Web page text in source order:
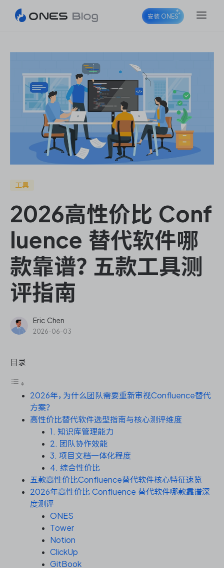
ONES Project
ONES Wiki
ONES Desk
敏捷研发管理
企业知识库管理
研发效能管理
DevOps
资源和工时管理
服务台和工单管理
IPD 研发管理
ASPICE 研发管理
安装 ONES
工具
2026高性价比 Conf
luence 替代软件哪
款靠谱？五款工具测
评指南
Eric Chen
2026-06-03
目录
2026年，为什么团队需要重新审视Confluence替代
方案？
高性价比替代软件选型指南与核心测评维度
1. 知识库管理能力
2. 团队协作效能
3. 项目文档一体化程度
4. 综合性价比
五款高性价比Confluence替代软件核心特征速览
2026年高性价比 Confluence 替代软件哪款靠谱深
度测评
ONES
Tower
Notion
ClickUp
GitBook